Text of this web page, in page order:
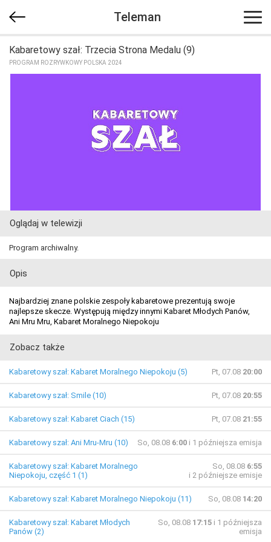
Teleman
Kabaretowy szał: Trzecia Strona Medalu (9)
PROGRAM ROZRYWKOWY POLSKA 2024
Oglądaj w telewizji
Program archiwalny.
Opis
Najbardziej znane polskie zespoły kabaretowe prezentują swoje
najlepsze skecze. Występują między innymi Kabaret Młodych Panów,
Ani Mru Mru, Kabaret Moralnego Niepokoju
Zobacz także
Kabaretowy szał: Kabaret Moralnego Niepokoju (5) Pt, 07.08 20:00
Kabaretowy szał: Smile (10) Pt, 07.08 20:55
Kabaretowy szał: Kabaret Ciach (15) Pt, 07.08 21:55
Kabaretowy szał: Ani Mru-Mru (10) So, 08.08 6:00 i 1 późniejsza emisja
Kabaretowy szał: Kabaret Moralnego
Niepokoju, część 1 (1)
So, 08.08 6:55
i 2 późniejsze emisje
Kabaretowy szał: Kabaret Moralnego Niepokoju (11) So, 08.08 14:20
Kabaretowy szał: Kabaret Młodych
Panów (2)
So, 08.08 17:15 i 1 późniejsza
emisja